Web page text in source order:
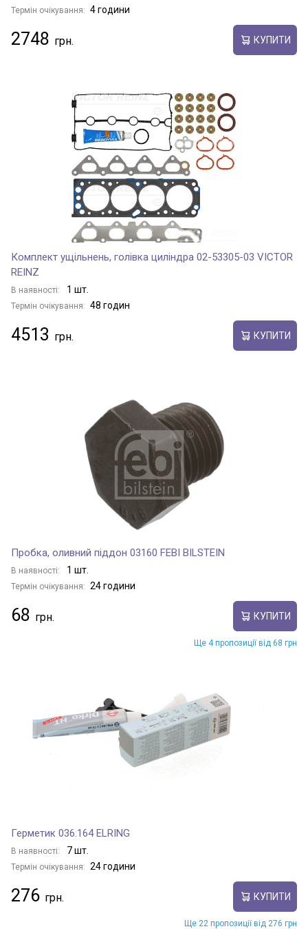
Термін очікування: 4 години
2748 КУПИТИ
Комплект ущільнень, голівка циліндра 02-53305-03 VICTOR
REINZ
В наявності: 1 шт.
Термін очікування: 48 годин
4513 КУПИТИ
Пробка, оливний піддон 03160 FEBI BILSTEIN
В наявності: 1 шт.
Термін очікування: 24 години
68 КУПИТИ
Ще 4 пропозиції від 68 грн
Герметик 036.164 ELRING
В наявності: 7 шт.
Термін очікування: 24 години
276 КУПИТИ
Ще 22 пропозиції від 276 грн